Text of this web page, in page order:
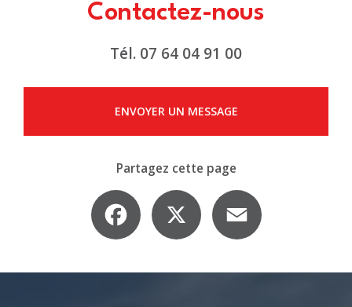
Contactez-nous
Tél. 07 64 04 91 00
ENVOYER UN MESSAGE
Partagez cette page
Facebook